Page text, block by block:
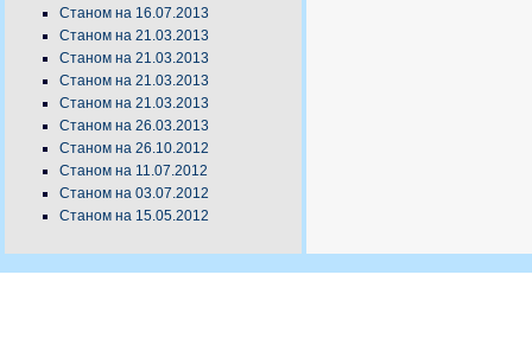
Станом на 16.07.2013
Станом на 21.03.2013
Станом на 21.03.2013
Станом на 21.03.2013
Станом на 21.03.2013
Станом на 26.03.2013
Станом на 26.10.2012
Станом на 11.07.2012
Станом на 03.07.2012
Станом на 15.05.2012